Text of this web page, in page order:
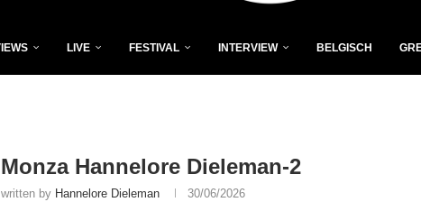
LIVE FESTIVAL INTERVIEW BELGISCH
Monza Hannelore Dieleman-2
written by Hannelore Dieleman 30/06/2026